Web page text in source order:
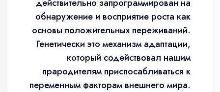
действительно запрограммирован на
обнаружение и восприятие роста как
основы положительных переживаний.
Генетически это механизм адаптации,
который содействовал нашим
прародителям приспосабливаться к
переменным факторам внешнего мира.